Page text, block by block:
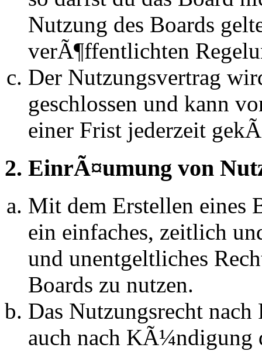
Nutzung des Boards
verÃ¶ffentlichten
Der Nutzungsvertrag
geschlossen und kann
einer Frist jederzeit
2. EinrÃ¤umung von
Mit dem Erstellen eines
ein einfaches, zeitlich
und unentgeltliches
Boards zu nutzen.
Das Nutzungsrecht
auch nach KÃ¼ndigung